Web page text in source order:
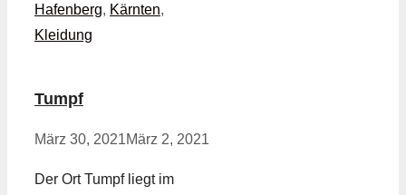
Hafenberg, Kärnten,
Kleidung
Tumpf
März 30, 2021März 2, 2021
Der Ort Tumpf liegt im